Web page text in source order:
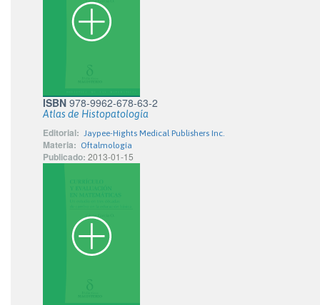
ISBN 978-9962-678-63-2
Atlas de Histopatología
Editorial: Jaypee-Hights Medical Publishers Inc.
Materia: Oftalmología
Publicado: 2013-01-15